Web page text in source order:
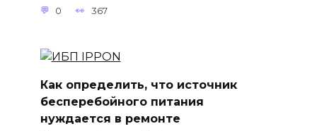
0 367
Как определить, что источник
бесперебойного питания
нуждается в ремонте